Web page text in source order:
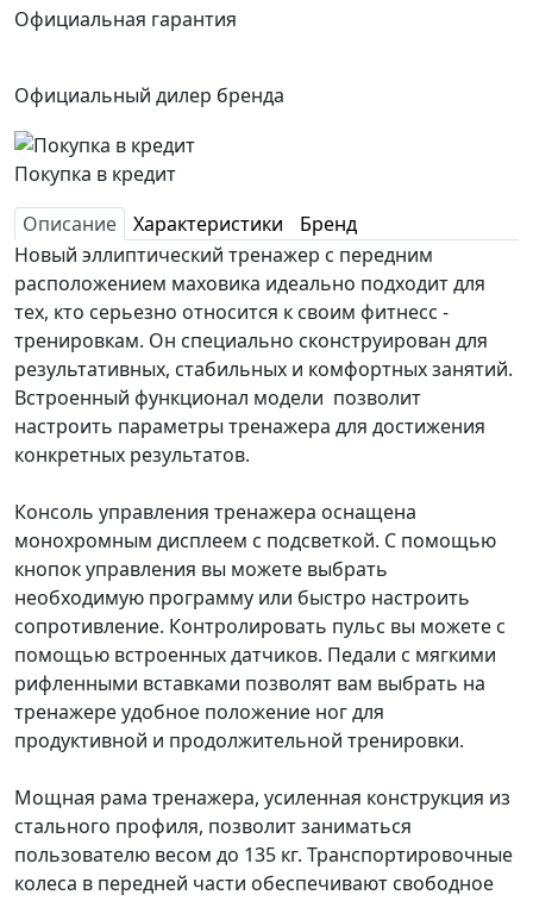
Официальная гарантия
Официальный дилер бренда
Покупка в кредит
Описание
Характеристики
Бренд
Новый эллиптический тренажер с передним
расположением маховика идеально подходит для
тех, кто серьезно относится к своим фитнесс -
тренировкам. Он специально сконструирован для
результативных, стабильных и комфортных занятий.
Встроенный функционал модели позволит
настроить параметры тренажера для достижения
конкретных результатов.
Консоль управления тренажера оснащена
монохромным дисплеем с подсветкой. С помощью
кнопок управления вы можете выбрать
необходимую программу или быстро настроить
сопротивление. Контролировать пульс вы можете с
помощью встроенных датчиков. Педали с мягкими
рифленными вставками позволят вам выбрать на
тренажере удобное положение ног для
продуктивной и продолжительной тренировки.
Мощная рама тренажера, усиленная конструкция из
стального профиля, позволит заниматься
пользователю весом до 135 кг. Транспортировочные
колеса в передней части обеспечивают свободное